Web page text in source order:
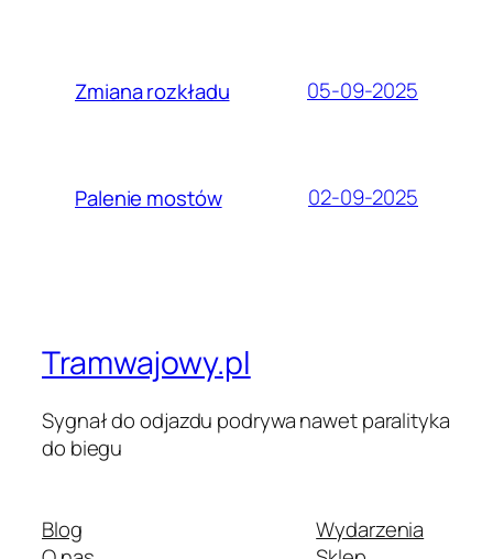
Zmiana rozkładu 05-09-2025
Palenie mostów 02-09-2025
Tramwajowy.pl
Sygnał do odjazdu podrywa nawet paralityka
do biegu
Blog
Wydarzenia